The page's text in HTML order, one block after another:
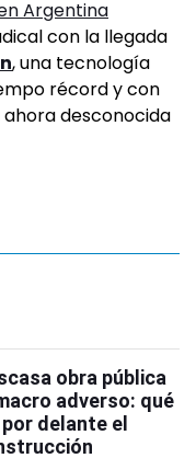
Argentina
con la llegada
, una tecnología
récord y con
desconocida
obra pública
adverso: qué
delante el